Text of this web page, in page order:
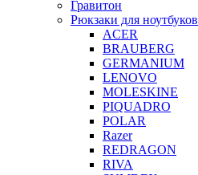
Гравитон
Рюкзаки для ноутбуков
ACER
BRAUBERG
GERMANIUM
LENOVO
MOLESKINE
PIQUADRO
POLAR
Razer
REDRAGON
RIVA